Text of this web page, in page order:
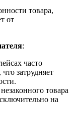
товара,
от
:
часто
затрудняет
товара
на